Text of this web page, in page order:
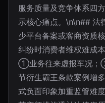
服务质量及竞争体系四
示核心痛点。\n\n## 法
少平台备案或客商资质
纠纷时消费者维权难成
①业务往来虚报车况；
节衍生霸王条款案例增
式负面印象加重监管难